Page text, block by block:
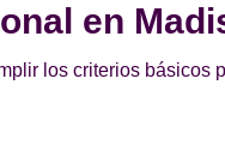
en
los criterios básicos